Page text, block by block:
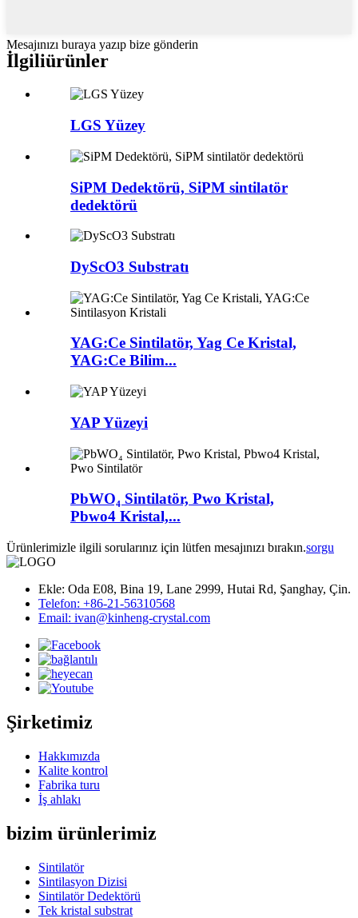
Mesajınızı buraya yazıp bize gönderin
İlgiliürünler
LGS Yüzey
SiPM Dedektörü, SiPM sintilatör
dedektörü
DyScO3 Substratı
YAG:Ce Sintilatör, Yag Ce Kristal,
YAG:Ce Bilim...
YAP Yüzeyi
PbWO₄ Sintilatör, Pwo Kristal,
Pbwo4 Kristal,...
Ürünlerimizle ilgili sorularınız için lütfen mesajınızı bırakın.sorgu
Ekle: Oda E08, Bina 19, Lane 2999, Hutai Rd, Şanghay, Çin.
Telefon: +86-21-56310568
Email: ivan@kinheng-crystal.com
Şirketimiz
Hakkımızda
Kalite kontrol
Fabrika turu
İş ahlakı
bizim ürünlerimiz
Sintilatör
Sintilasyon Dizisi
Sintilatör Dedektörü
Tek kristal substrat